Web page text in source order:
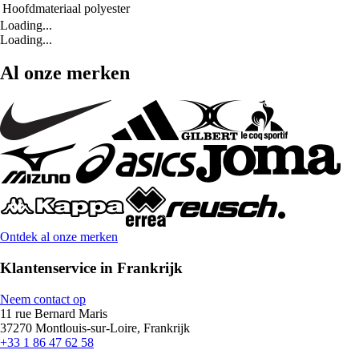
Hoofdmateriaal polyester
Loading...
Loading...
Al onze merken
Ontdek al onze merken
Klantenservice in Frankrijk
Neem contact op
11 rue Bernard Maris
37270 Montlouis-sur-Loire, Frankrijk
+33 1 86 47 62 58